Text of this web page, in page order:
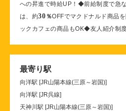
への昇進で時給UP！◆前給制度で急
は、約30 ％OFFでマクドナルド商品
ックカフェの商品もOK◆友人紹介制度
最寄り駅
向洋駅 [JR山陽本線(三原～岩国)]
向洋駅 [JR呉線]
天神川駅 [JR山陽本線(三原～岩国)]